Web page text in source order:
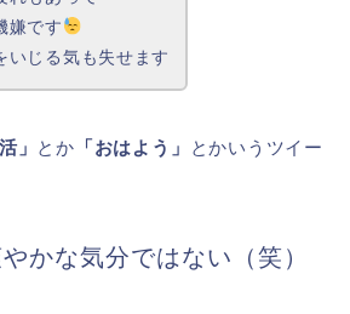
嫌です
いじる気も失せます
」 とか 「おはよう」
とかいうツイー
かな気分ではない（笑）